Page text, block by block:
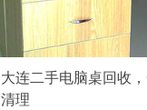
大连二手电脑桌回收
清理